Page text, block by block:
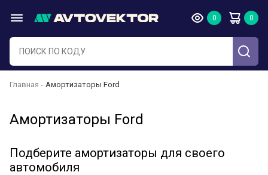
Главная Амортизаторы Ford
Амортизаторы Ford
Подберите амортизаторы для своего
автомобиля